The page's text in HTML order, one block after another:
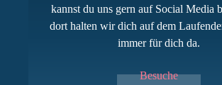
kannst du uns gern auf Social Media
dort halten wir dich auf dem
immer für dich da.
Besuche